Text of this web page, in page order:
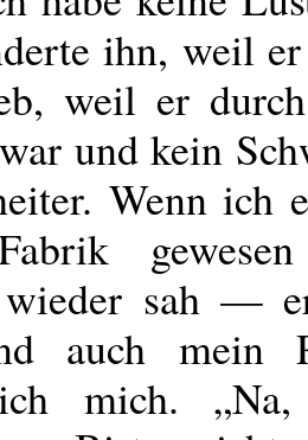
ihn, weil
weil er
und kein
Wenn ich
wieder sah —
auch mein
mich.